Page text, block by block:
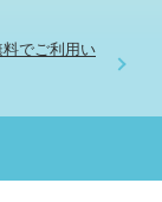
料でご利用い